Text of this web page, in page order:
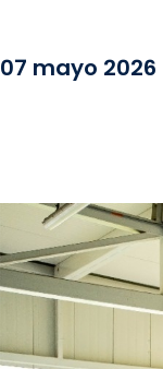
07 mayo 2026